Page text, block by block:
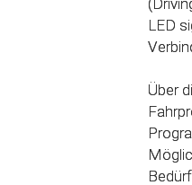
LED
Über
des